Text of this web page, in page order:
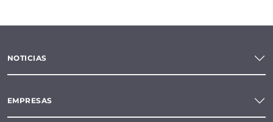
NOTICIAS
EMPRESAS